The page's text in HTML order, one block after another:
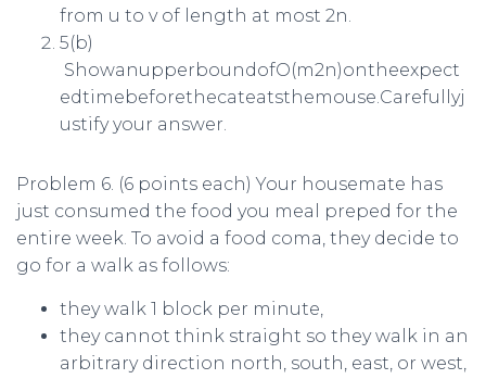
from u to v of length at most 2n.
5(b)
ShowanupperboundofO(m2n)ontheexpect
edtimebeforethecateatsthemouse.Carefullyj
ustify your answer.
Problem 6. (6 points each) Your housemate has
just consumed the food you meal preped for the
entire week. To avoid a food coma, they decide to
go for a walk as follows:
they walk 1 block per minute,
they cannot think straight so they walk in an
arbitrary direction north, south, east, or west,